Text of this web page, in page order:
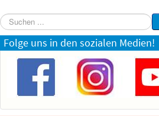
Suchen
...
Folge uns in den sozialen Medien!